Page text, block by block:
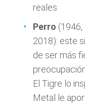
reales
Perro (1946,
2018): este
de ser más
El Tigre lo
Metal le